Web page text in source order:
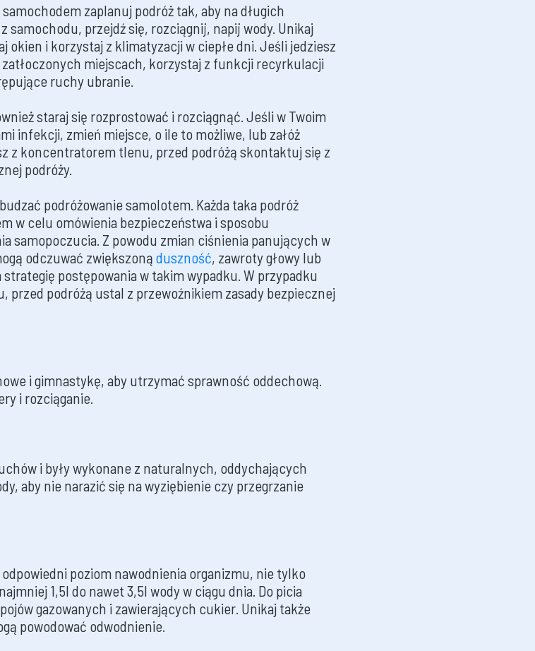
zaplanuj podróż tak, aby na długich
samochodu, przejdź się, rozciągnij, napij wody. Unikaj
okien i korzystaj z klimatyzacji w ciepłe dni. Jeśli jedziesz
miejscach, korzystaj z funkcji recyrkulacji
ruchy ubranie.
staraj się rozprostować i rozciągnąć. Jeśli w Twoim
infekcji, zmień miejsce, o ile to możliwe, lub załóż
z koncentratorem tlenu, przed podróżą skontaktuj się z
podróży.
podróżowanie samolotem. Każda taka podróż
w celu omówienia bezpieczeństwa i sposobu
samopoczucia. Z powodu zmian ciśnienia panujących w
odczuwać zwiększoną duszność, zawroty głowy lub
postępowania w takim wypadku. W przypadku
podróżą ustal z przewoźnikiem zasady bezpiecznej
i gimnastykę, aby utrzymać sprawność oddechową.
i rozciąganie.
i były wykonane z naturalnych, oddychających
aby nie narazić się na wyziębienie czy przegrzanie
poziom nawodnienia organizmu, nie tylko
1,5l do nawet 3,5l wody w ciągu dnia. Do picia
gazowanych i zawierających cukier. Unikaj także
powodować odwodnienie.